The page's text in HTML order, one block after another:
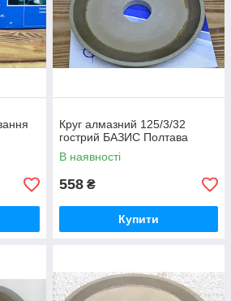
Круг алмазний 125/3/32
гострий БАЗИС Полтава
В наявності
558 ₴
Купити